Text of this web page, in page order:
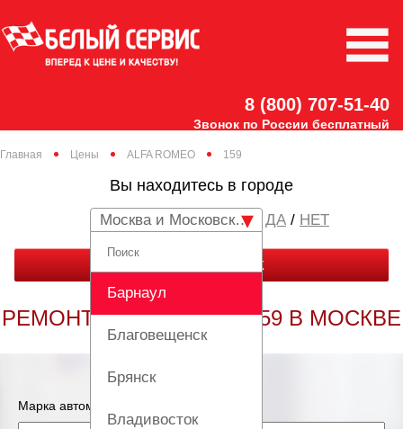
8 (800) 707-51-40
Звонок по России бесплатный
Главная Цены ALFA ROMEO 159
Вы находитесь в городе
Москва и Московская область
Барнаул
Благовещенск
Брянск
Владивосток
/ НЕТ
ЗАКАЗАТЬ ЗВОНОК
РЕМОНТ ALFA ROMEO 159 В МОСКВЕ
Марка автомобиля*